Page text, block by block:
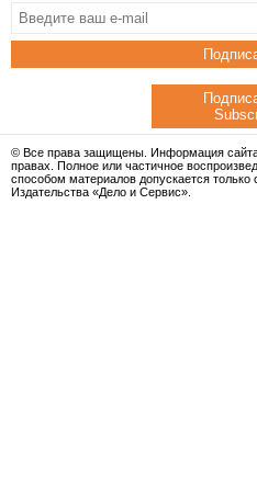
© Все права защищены. Информация
правах. Полное или частичное
способом материалов допускается
Издательства «Дело и Сервис».